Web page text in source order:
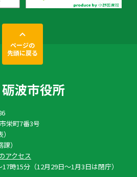
ページの
先頭に戻る
栄町7番3号
）
アクセス
時15分（12月29日〜1月3日は閉庁）